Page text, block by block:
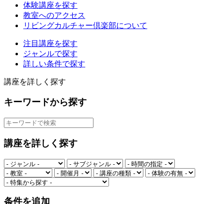
体験講座を探す
教室へのアクセス
リビングカルチャー倶楽部について
注目講座を探す
ジャンルで探す
詳しい条件で探す
講座を詳しく探す
キーワードから探す
講座を詳しく探す
条件を追加